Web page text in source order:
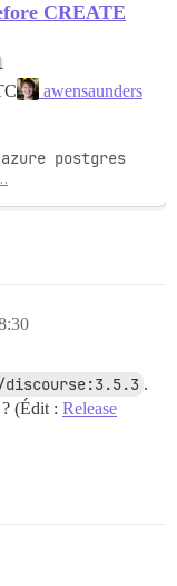
CREATE
awensaunders
postgres
discourse:3.5.3 .
(Édit : Release